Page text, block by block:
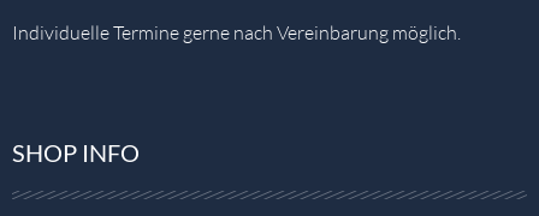
Individuelle Termine gerne nach Vereinbarung möglich.
SHOP INFO